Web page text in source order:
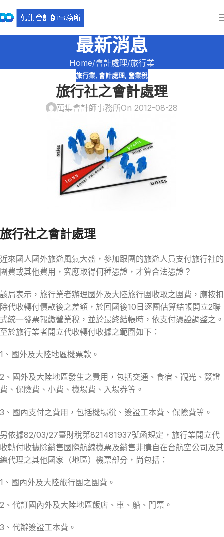
最新消息
Home 會計處理 旅行業
旅行業, 會計處理, 營業稅
旅行社之會計處理
萬集會計師事務所On 2012-08-28
旅行社之會計處理
近來國人國外旅遊風氣大盛，參加跟團的旅遊人員支付旅行社的
團費或其他費用，究應取得何種憑證，才算合法憑證？
該局表示，旅行業者辦理國外及大陸旅行團收取之團費，應按扣
除代收轉付價款後之差額，於回國後10日逐團估算結帳開立2聯
式統一發票報繳營業稅，並於最終結帳時，依支付憑證調整之。
至於旅行業者開立代收轉付收據之範圍如下：
1、國外及大陸地區機票款。
2、國外及大陸地區發生之費用，包括交通、食宿、觀光、簽證
費、保險費、小費、機場費、入場券等。
3、國內支付之費用，包括機場稅、簽證工本費、保險費等。
另依據82/03/27臺財稅第821481937號函規定，旅行業開立代
收轉付收據除銷售國際航線機票及銷售非購自在台航空公司及其
總代理之其他國家（地區）機票部分，尚包括：
1、國內外及大陸旅行團之團費。
2、代訂國內外及大陸地區飯店、車、船、門票。
3、代辦簽證工本費。